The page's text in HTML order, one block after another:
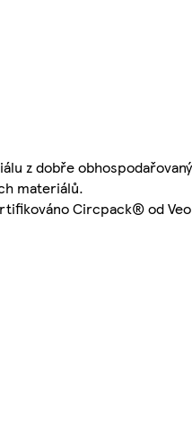
z dobře
materiálů.
Circpack® od